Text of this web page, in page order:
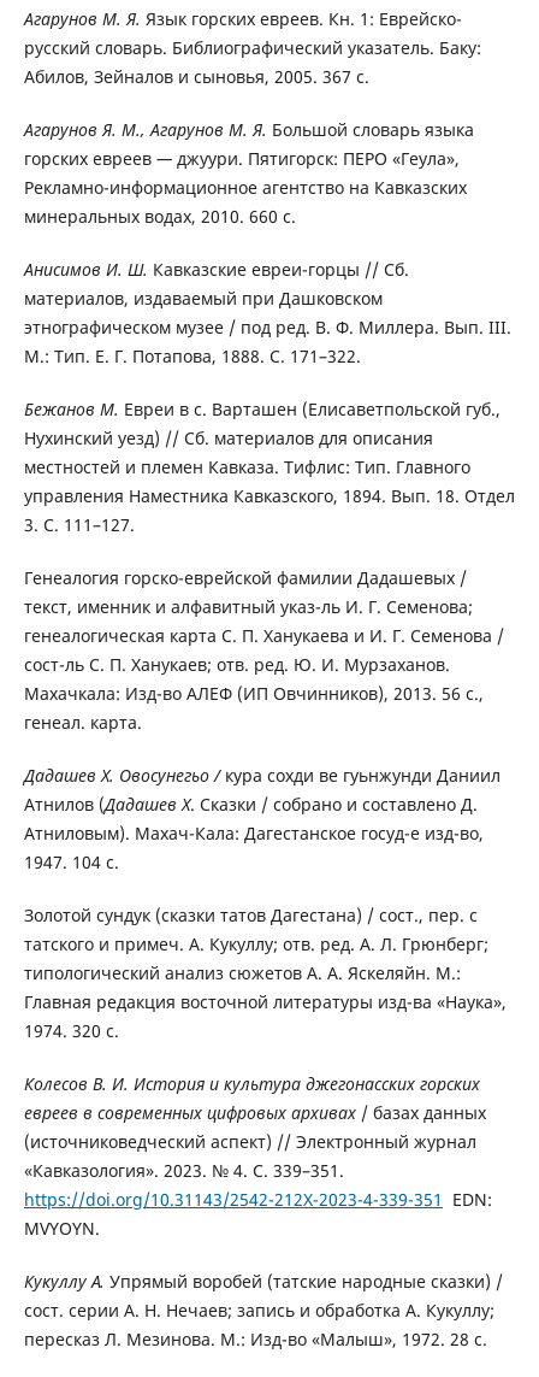
Агарунов М. Я. Язык горских евреев. Кн. 1: Еврейско-
русский словарь. Библиографический указатель. Баку:
Абилов, Зейналов и сыновья, 2005. 367 с.
Агарунов Я. М., Агарунов М. Я. Большой словарь языка
горских евреев —джуури. Пятигорск: ПЕРО «Геула»,
Рекламно-информационное агентство на Кавказских
минеральных водах, 2010. 660 с.
Анисимов И. Ш. Кавказские евреи-горцы // Сб.
материалов, издаваемый при Дашковском
этнографическом музее / под ред. В. Ф. Миллера. Вып. III.
М.: Тип. Е. Г. Потапова, 1888. С. 171–322.
Бежанов М. Евреи в с. Варташен (Елисаветпольской губ.,
Нухинский уезд) // Сб. материалов для описания
местностей и племен Кавказа. Тифлис: Тип. Главного
управления Наместника Кавказского, 1894. Вып. 18. Отдел
3. С. 111–127.
Генеалогия горско-еврейской фамилии Дадашевых /
текст, именник и алфавитный указ-ль И. Г. Семенова;
генеалогическая карта С. П. Ханукаева и И. Г. Семенова /
сост-ль С. П. Ханукаев; отв. ред. Ю. И. Мурзаханов.
Махачкала: Изд-во АЛЕФ (ИП Овчинников), 2013. 56 с.,
генеал. карта.
Дадашев Х. Овосунегьо / кура сохди ве гуьнжунди Даниил
Атнилов (Дадашев Х. Сказки / собрано и составлено Д.
Атниловым). Махач-Кала: Дагестанское госуд-е изд-во,
1947. 104 с.
Золотой сундук (сказки татов Дагестана) / сост., пер. с
татского и примеч. А. Кукуллу; отв. ред. А. Л. Грюнберг;
типологический анализ сюжетов А. А. Яскеляйн. М.:
Главная редакция восточной литературы изд-ва «Наука»,
1974. 320 с.
Колесов В. И. История и культура джегонасских горских
евреев в современных цифровых архивах/ базах данных
(источниковедческий аспект) // Электронный журнал
«Кавказология». 2023. № 4. С. 339–351.
https://doi.org/10.31143/2542-212X-2023-4-339-351
EDN:
MVYOYN.
Кукуллу А. Упрямый воробей (татские народные сказки) /
сост. серии А. Н. Нечаев; запись и обработка А. Кукуллу;
пересказ Л. Мезинова. М.: Изд-во «Малыш», 1972. 28 с.